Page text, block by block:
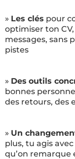
» Les clés pour
optimiser ton
messages, sans
pistes
» Des outils
bonnes
des retours, des
» Un
plus, tu agis
qu’on remarque